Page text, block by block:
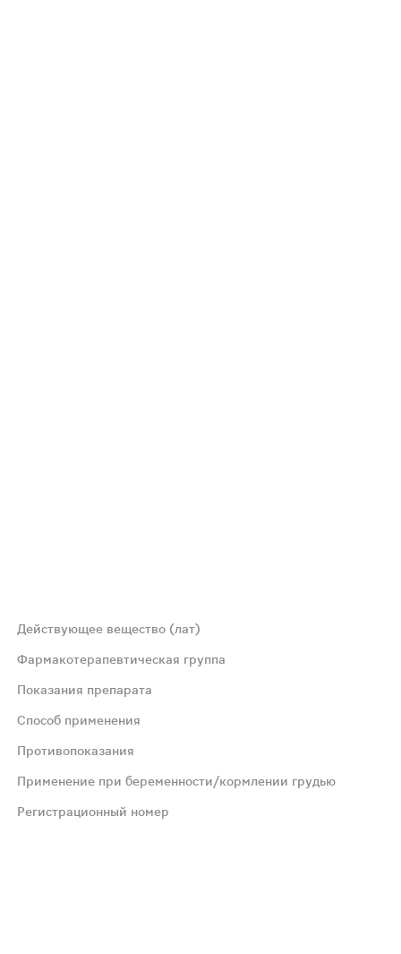
стартовой терапии у пациентов с
текущей терапии, эффективности и
Действующее вещество (лат)
Фармакотерапевтическая группа
Показания препарата
Способ применения
Противопоказания
Применение при беременности/кормлении грудью
Регистрационный номер